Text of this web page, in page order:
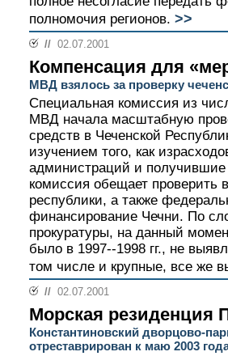
полномочия регионов. >>
// 02.07.2001
Компенсация для
МВД взялось за проверку
Специальная комиссия из
МВД начала масштабную
средств в Чеченской
изучением того, как
администраций и
комиссия обещает проверить
республики, а также
финансирование Чечни. По
прокуратуры, на данный
было в 1997--1998 гг., не
том числе и крупные, все же
// 02.07.2001
Морская резиденция
Константиновский дворцово-
отреставрирован к маю 2003